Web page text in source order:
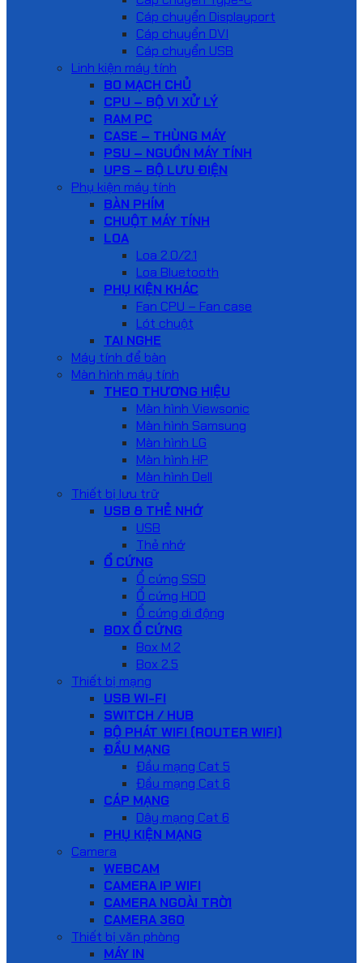
Cáp chuyển Displayport
Cáp chuyển DVI
Cáp chuyển USB
Linh kiện máy tính
BO MẠCH CHỦ
CPU – BỘ VI XỬ LÝ
RAM PC
CASE – THÙNG MÁY
PSU – NGUỒN MÁY TÍNH
UPS – BỘ LƯU ĐIỆN
Phụ kiện máy tính
BÀN PHÍM
CHUỘT MÁY TÍNH
LOA
Loa 2.0/2.1
Loa Bluetooth
PHỤ KIỆN KHÁC
Fan CPU – Fan case
Lót chuột
TAI NGHE
Máy tính để bàn
Màn hình máy tính
THEO THƯƠNG HIỆU
Màn hình Viewsonic
Màn hình Samsung
Màn hình LG
Màn hình HP
Màn hình Dell
Thiết bị lưu trữ
USB & THẺ NHỚ
USB
Thẻ nhớ
Ổ CỨNG
Ổ cứng SSD
Ổ cứng HDD
Ổ cứng di động
BOX Ổ CỨNG
Box M.2
Box 2.5
Thiết bị mạng
USB WI-FI
SWITCH / HUB
BỘ PHÁT WIFI (ROUTER WIFI)
ĐẦU MẠNG
Đầu mạng Cat 5
Đầu mạng Cat 6
CÁP MẠNG
Dây mạng Cat 6
PHỤ KIỆN MẠNG
Camera
WEBCAM
CAMERA IP WIFI
CAMERA NGOÀI TRỜI
CAMERA 360
Thiết bị văn phòng
MÁY IN